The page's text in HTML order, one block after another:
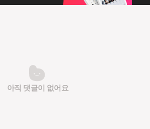
아직 댓글이 없어요